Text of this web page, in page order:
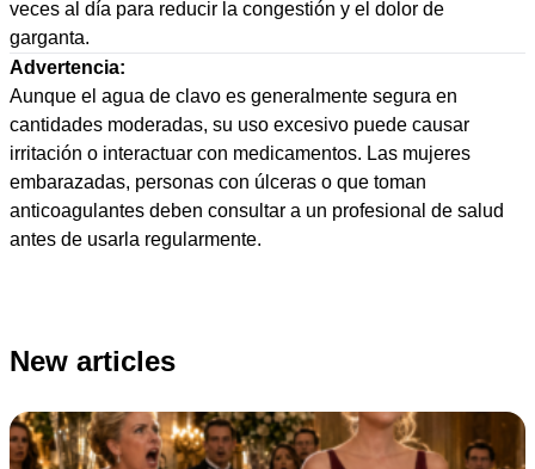
veces al día para reducir la congestión y el dolor de
garganta.
Advertencia:
Aunque el agua de clavo es generalmente segura en
cantidades moderadas, su uso excesivo puede causar
irritación o interactuar con medicamentos. Las mujeres
embarazadas, personas con úlceras o que toman
anticoagulantes deben consultar a un profesional de salud
antes de usarla regularmente.
New articles